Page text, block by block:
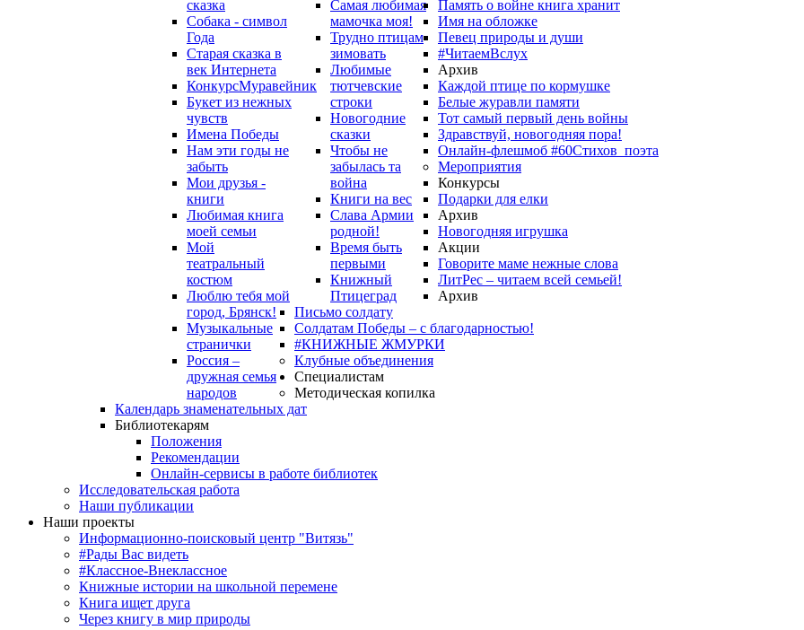
сказка
Собака - символ
Года
Старая сказка в
век Интернета
КонкурсМуравейник
Букет из нежных
чувств
Имена Победы
Нам эти годы не
забыть
Мои друзья -
книги
Любимая книга
моей семьи
Мой
театральный
костюм
Люблю тебя мой
город, Брянск!
Музыкальные
странички
Россия –
дружная семья
народов
Самая любимая
мамочка моя!
Трудно птицам
зимовать
Любимые
тютчевские
строки
Новогодние
сказки
Чтобы не
забылась та
война
Книги на вес
Слава Армии
родной!
Время быть
первыми
Книжный
Птицеград
Память о войне книга хранит
Имя на обложке
Певец природы и души
#ЧитаемВслух
Архив
Каждой птице по кормушке
Белые журавли памяти
Тот самый первый день войны
Здравствуй, новогодняя пора!
Онлайн-флешмоб #60Стихов_поэта
Мероприятия
Конкурсы
Подарки для елки
Архив
Новогодняя игрушка
Акции
Говорите маме нежные слова
ЛитРес – читаем всей семьей!
Архив
Письмо солдату
Солдатам Победы – с благодарностью!
#КНИЖНЫЕ ЖМУРКИ
Клубные объединения
Специалистам
Методическая копилка
Календарь знаменательных дат
Библиотекарям
Положения
Рекомендации
Онлайн-сервисы в работе библиотек
Исследовательская работа
Наши публикации
Наши проекты
Информационно-поисковый центр "Витязь"
#Рады Вас видеть
#Классное-Внеклассное
Книжные истории на школьной перемене
Книга ищет друга
Через книгу в мир природы